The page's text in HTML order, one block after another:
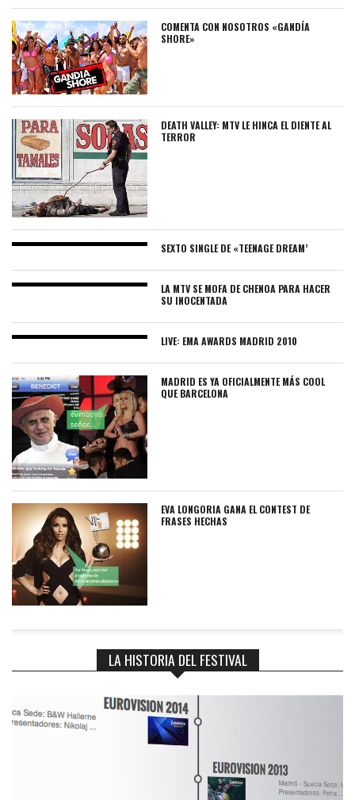
COMENTA CON NOSOTROS «GANDÍA
SHORE»
DEATH VALLEY: MTV LE HINCA EL DIENTE AL
TERROR
SEXTO SINGLE DE «TEENAGE DREAM’
LA MTV SE MOFA DE CHENOA PARA HACER
SU INOCENTADA
LIVE: EMA AWARDS MADRID 2010
MADRID ES YA OFICIALMENTE MÁS COOL
QUE BARCELONA
EVA LONGORIA GANA EL CONTEST DE
FRASES HECHAS
LA HISTORIA DEL FESTIVAL